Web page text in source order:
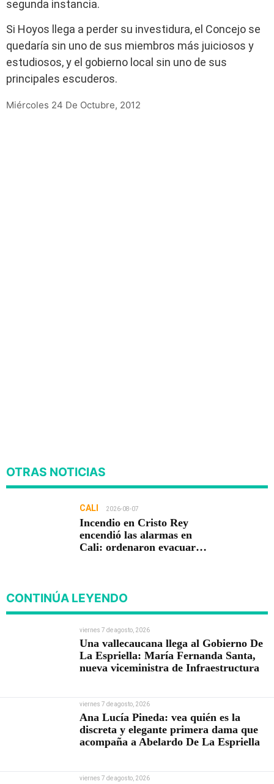
segunda instancia.
Si Hoyos llega a perder su investidura, el Concejo se
quedaría sin uno de sus miembros más juiciosos y
estudiosos, y el gobierno local sin uno de sus
principales escuderos.
Miércoles 24 De Octubre, 2012
OTRAS NOTICIAS
CALI 2026-08-07
Incendio en Cristo Rey
encendió las alarmas en
Cali: ordenaron evacuar
CONTINÚA LEYENDO
viernes 7 de agosto, 2026
Una vallecaucana llega al Gobierno De
La Espriella: María Fernanda Santa,
nueva viceministra de Infraestructura
viernes 7 de agosto, 2026
Ana Lucía Pineda: vea quién es la
discreta y elegante primera dama que
acompaña a Abelardo De La Espriella
viernes 7 de agosto, 2026